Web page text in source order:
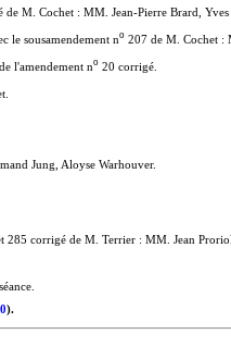
M. Cochet : MM. Jean-Pierre Brard,
le sousamendement no 207 de M. Cochet :
l'amendement no 20 corrigé.
Jung, Aloyse Warhouver.
285 corrigé de M. Terrier : MM. Jean
).